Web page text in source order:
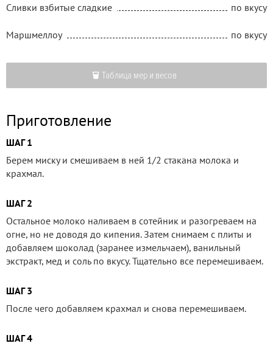
Сливки взбитые сладкие по вкусу
Маршмеллоу по вкусу
Таблица мер и весов
Приготовление
ШАГ 1
Берем миску и смешиваем в ней 1/2 стакана молока и
крахмал.
ШАГ 2
Остальное молоко наливаем в сотейник и разогреваем на
огне, но не доводя до кипения. Затем снимаем с плиты и
добавляем шоколад (заранее измельчаем), ванильный
экстракт, мед и соль по вкусу. Тщательно все перемешиваем.
ШАГ 3
После чего добавляем крахмал и снова перемешиваем.
ШАГ 4